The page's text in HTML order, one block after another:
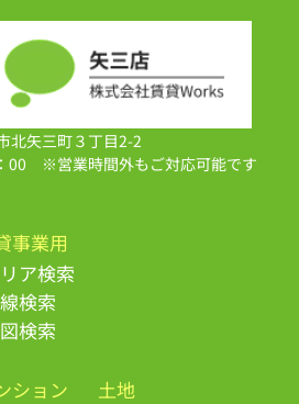
北矢三町３丁目2-2
00 ※営業時間外もご対応可能です
事業用
ア検索
検索
検索
ション
土地